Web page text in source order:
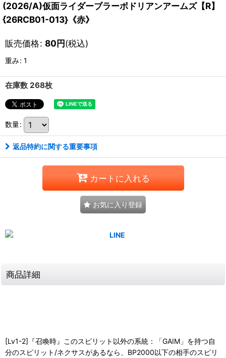
(2026/A)仮面ライダーブラーボドリアンアームズ【R】
{26RCB01-013}《赤》
販売価格: 80円(税込)
重み: 1
在庫数 268枚
数量:
返品特約に関する重要事項
カートに入れる
お気に入り登録
商品詳細
[Lv1-2]『召喚時』このスピリット以外の系統：「GAIM」を持つ自
分のスピリット/ネクサスがあるなら、BP2000以下の相手のスピリ